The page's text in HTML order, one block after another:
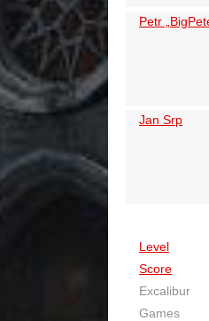
Petr
Jan Srp
Level
Score
Excalibur
Games